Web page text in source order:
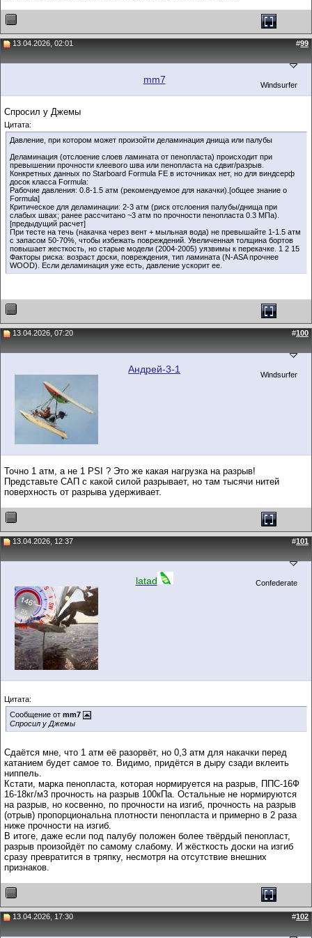
13.04.2026, 02:01 #99
mm7 Windsurfer
Спросил у Джемы
Цитата:
Давление, при котором может произойти деламинация днища или палубы
Деламинация (отслоение слоев ламината от пенопласта) происходит при
превышении прочности клеевого шва или пенопласта на сдвиг/разрыв.
Конкретных данных по Starboard Formula FE в источниках нет, но для виндсерф
досок класса Formula:
Рабочие давления: 0.8-1.5 атм (рекомендуемое для накачки).[общее знание о
Formula]
Критическое для деламинации: 2-3 атм (риск отслоения палубы/днища при
слабых швах; ранее рассчитано ~3 атм по прочности пенопласта 0.3 МПа).
[предыдущий расчет]
При тесте на течь (накачка через вент + мыльная вода) не превышайте 1-1.5 атм
с запасом 50-70%, чтобы избежать повреждений. Увеличенная толщина бортов
повышает жесткость, но старые модели (2004-2005) уязвимы к перекачке. 1 2 15
Факторы риска: возраст доски, повреждения, тип ламината (N-ASA прочнее
WOOD). Если деламинация уже есть, давление ускорит ее.
13.04.2026, 07:20 #100
Андрей-3-1 Windsurfer
Точно 1 атм, а не 1 PSI ? Это же какая нагрузка на разрыв!
Представьте САП с какой силой разрывает, но там тысячи нитей
поверхность от разрыва удерживает.
13.04.2026, 12:37 #101
latad Confederate
Цитата:
Сообщение от mm7
Спросил у Джемы
Сдаётся мне, что 1 атм её разорвёт, но 0,3 атм для накачки перед
катанием будет самое то. Видимо, придётся в дыру сзади вклеить
ниппель.
Кстати, марка пенопласта, которая нормируется на разрыв, ППС‑16Ф
16-18кг/м3 прочность на разрыв 100кПа. Остальные не нормируются
на разрыв, но косвенно, по прочности на изгиб, прочность на разрыв
(отрыв) пропорциональна плотности пенопласта и примерно в 2 раза
ниже прочности на изгиб.
В итоге, даже если под палубу положен более твёрдый пенопласт,
разрыв произойдёт по самому слабому. И жёсткость доски на изгиб
сразу превратится в тряпку, несмотря на отсутствие внешних
признаков.
13.04.2026, 17:30 #102